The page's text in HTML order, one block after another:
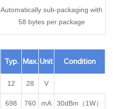
Automatically sub-packaging with
58 bytes per package
Typ. Max. Unit Condition
12 28 V
698 760 mA 30dBm（1W）